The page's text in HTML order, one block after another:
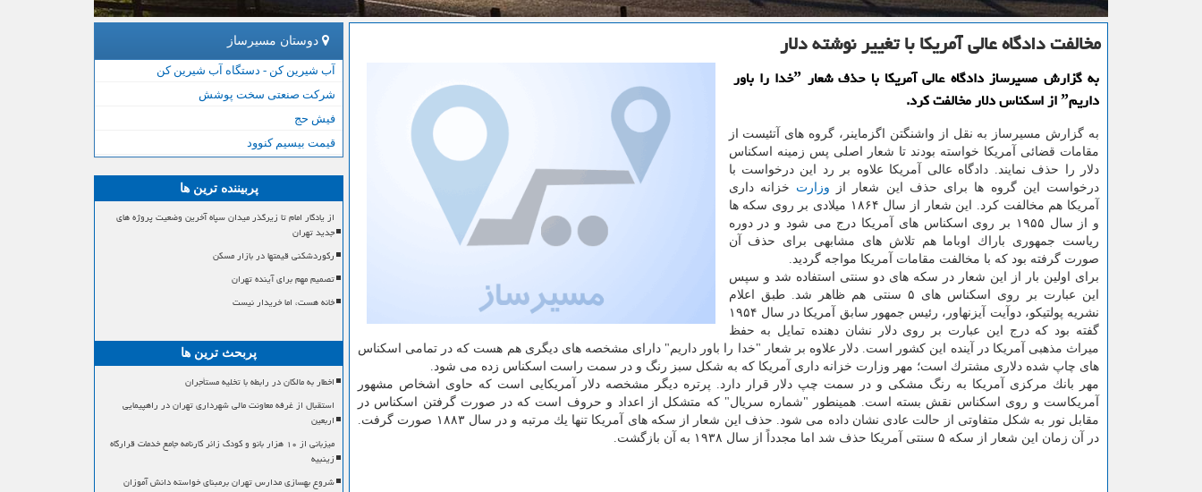
مخالفت دادگاه عالی آمریكا با تغییر نوشته دلار
به گزارش مسیرساز دادگاه عالی آمریكا با حذف شعار ˮخدا را باور
داریمˮ از اسكناس دلار مخالفت كرد.
به گزارش مسیرساز به نقل از واشنگتن اگزماینر، گروه های آتئیست از
مقامات قضائی آمریكا خواسته بودند تا شعار اصلی پس زمینه اسكناس
دلار را حذف نمایند. دادگاه عالی آمریكا علاوه بر رد این درخواست با
درخواست این گروه ها برای حذف این شعار از وزارت خزانه داری
آمریكا هم مخالفت كرد. این شعار از سال ۱۸۶۴ میلادی بر روی سكه ها
و از سال ۱۹۵۵ بر روی اسكناس های آمریكا درج می شود و در دوره
ریاست جمهوری باراك اوباما هم تلاش های مشابهی برای حذف آن
صورت گرفته بود كه با مخالفت مقامات آمریكا مواجه گردید.
برای اولین بار از این شعار در سكه های دو سنتی استفاده شد و سپس
این عبارت بر روی اسكناس های ۵ سنتی هم ظاهر شد. طبق اعلام
نشریه پولتیكو، دوآیت آیزنهاور، رئیس جمهور سابق آمریكا در سال ۱۹۵۴
گفته بود كه درج این عبارت بر روی دلار نشان دهنده تمایل به حفظ
میراث مذهبی آمریكا در آینده این كشور است. دلار علاوه بر شعار "خدا را باور داریم" دارای مشخصه های دیگری هم هست كه در تمامی اسكناس
های چاپ شده دلاری مشترك است؛ مهر وزارت خزانه داری آمریكا كه به شكل سبز رنگ و در سمت راست اسكناس زده می شود.
مهر بانك مركزی آمریكا به رنگ مشكی و در سمت چپ دلار قرار دارد. پرتره دیگر مشخصه دلار آمریكایی است كه حاوی اشخاص مشهور
آمریكاست و روی اسكناس نقش بسته است. همینطور "شماره سریال" كه متشكل از اعداد و حروف است كه در صورت گرفتن اسكناس در
مقابل نور به شكل متفاوتی از حالت عادی نشان داده می شود. حذف این شعار از سكه های آمریكا تنها یك مرتبه و در سال ۱۸۸۳ صورت گرفت.
در آن زمان این شعار از سكه ۵ سنتی آمریكا حذف شد اما مجدداً از سال ۱۹۳۸ به آن بازگشت.
دوستان مسیرساز
آب شیرین کن - دستگاه آب شیرین کن
شرکت صنعتی سخت پوشش
فیش حج
قیمت بیسیم کنوود
پربیننده ترین ها
از یادگار امام تا زیرگذر میدان سپاه آخرین وضعیت پروژه های
جدید تهران
رکوردشکنی قیمتها در بازار مسکن
تصمیم مهم برای آینده تهران
خانه هست، اما خریدار نیست
پربحث ترین ها
اخطار به مالکان در رابطه با تخلیه مستأجران
استقبال از غرفه معاونت مالی شهرداری تهران در راهپیمایی
اربعین
میزبانی از ۱۰ هزار بانو و کودک زائر کارنامه جامع خدمات قرارگاه
زینبیه
شروع بهسازی مدارس تهران برمبنای خواسته دانش آموزان